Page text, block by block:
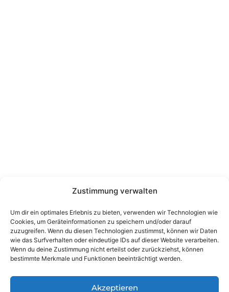
Zustimmung verwalten
Um dir ein optimales Erlebnis zu bieten, verwenden wir Technologien wie
Cookies, um Geräteinformationen zu speichern und/oder darauf
zuzugreifen. Wenn du diesen Technologien zustimmst, können wir Daten
wie das Surfverhalten oder eindeutige IDs auf dieser Website verarbeiten.
Wenn du deine Zustimmung nicht erteilst oder zurückziehst, können
bestimmte Merkmale und Funktionen beeinträchtigt werden.
Akzeptieren